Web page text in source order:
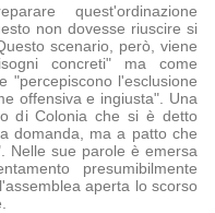
quest'ordinazione
non dovesse riuscire si
scenario, però, viene
concreti" ma come
"percepiscono l'esclusione
offensiva e ingiusta". Una
di Colonia che si è detto
domanda, ma a patto che
Nelle sue parole è emersa
presumibilmente
aperta lo scorso